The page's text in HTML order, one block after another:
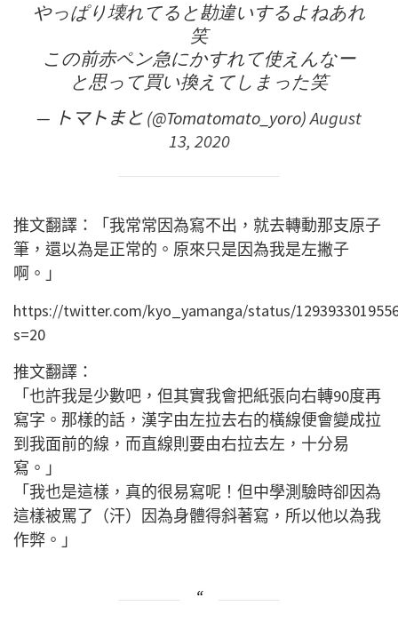
やっぱり壊れてると勘違いするよねあれ
笑
この前赤ペン急にかすれて使えんなー
と思って買い換えてしまった笑
— トマトまと (@Tomatomato_yoro)August
13, 2020
推文翻譯：「我常常因為寫不出，就去轉動那支原子
筆，還以為是正常的。原來只是因為我是左撇子
啊。」
https://twitter.com/kyo_yamanga/status/
s=20
推文翻譯：
「也許我是少數吧，但其實我會把紙張向右轉90度再
寫字。那樣的話，漢字由左拉去右的橫線便會變成拉
到我面前的線，而直線則要由右拉去左，十分易
寫。」
「我也是這樣，真的很易寫呢！但中學測驗時卻因為
這樣被罵了（汗）因為身體得斜著寫，所以他以為我
作弊。」